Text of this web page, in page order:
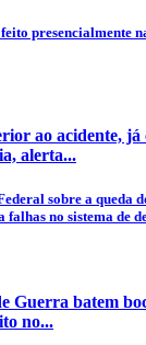
presencialmente
ao acidente,
alerta...
sobre a queda
no sistema de
Guerra batem
no...